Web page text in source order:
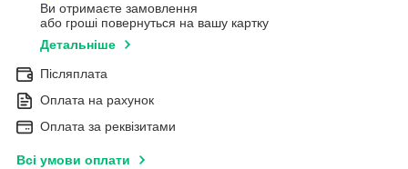
Ви отримаєте замовлення
або гроші повернуться на вашу картку
Детальніше
Післяплата
Оплата на рахунок
Оплата за реквізитами
Всі умови оплати